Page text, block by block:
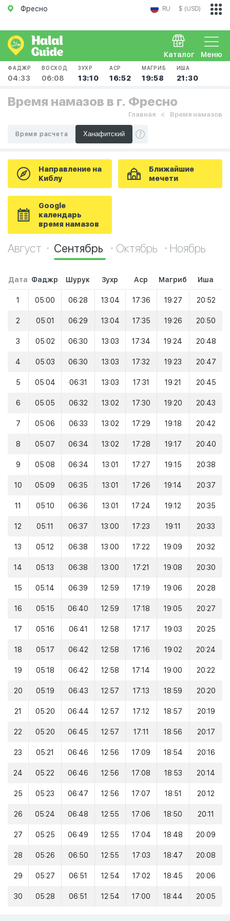
Фресно RU $ (USD)
Меню
Каталог
ФАДЖР
04:33
ВОСХОД
06:08
ЗУХР
13:10
АСР
16:52
МАГРИБ
19:58
ИША
21:30
Время намазов в г. Фресно
Главная Время намазов
Время расчета
Направление на
Киблу
Ближайшие
мечети
Google
календарь
время намазов
Август Сентябрь Октябрь Ноябрь
Дата Фаджр Шурук Зухр Аср Магриб Иша
1 05:00 06:28 13:04 17:36 19:27 20:52
2 05:01 06:29 13:04 17:35 19:26 20:50
3 05:02 06:30 13:03 17:34 19:24 20:48
4 05:03 06:30 13:03 17:32 19:23 20:47
5 05:04 06:31 13:03 17:31 19:21 20:45
6 05:05 06:32 13:02 17:30 19:20 20:43
7 05:06 06:33 13:02 17:29 19:18 20:42
8 05:07 06:34 13:02 17:28 19:17 20:40
9 05:08 06:34 13:01 17:27 19:15 20:38
10 05:09 06:35 13:01 17:26 19:14 20:37
11 05:10 06:36 13:01 17:24 19:12 20:35
12 05:11 06:37 13:00 17:23 19:11 20:33
13 05:12 06:38 13:00 17:22 19:09 20:32
14 05:13 06:38 13:00 17:21 19:08 20:30
15 05:14 06:39 12:59 17:19 19:06 20:28
16 05:15 06:40 12:59 17:18 19:05 20:27
17 05:16 06:41 12:58 17:17 19:03 20:25
18 05:17 06:42 12:58 17:16 19:02 20:24
19 05:18 06:42 12:58 17:14 19:00 20:22
20 05:19 06:43 12:57 17:13 18:59 20:20
21 05:20 06:44 12:57 17:12 18:57 20:19
22 05:20 06:45 12:57 17:11 18:56 20:17
23 05:21 06:46 12:56 17:09 18:54 20:16
24 05:22 06:46 12:56 17:08 18:53 20:14
25 05:23 06:47 12:56 17:07 18:51 20:12
26 05:24 06:48 12:55 17:06 18:50 20:11
27 05:25 06:49 12:55 17:04 18:48 20:09
28 05:26 06:50 12:55 17:03 18:47 20:08
29 05:27 06:51 12:54 17:02 18:45 20:06
30 05:28 06:51 12:54 17:00 18:44 20:05